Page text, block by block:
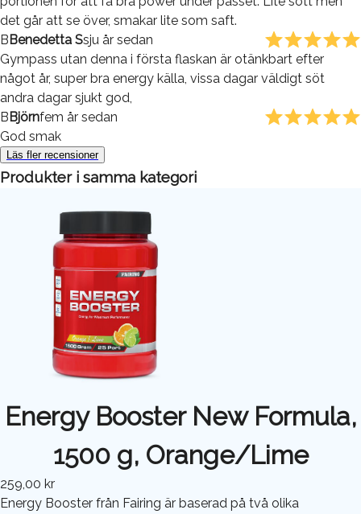
det går att se över, smakar lite som saft.
BBenedetta Ssju år sedan
Gympass utan denna i första flaskan är otänkbart efter
något år, super bra energy källa, vissa dagar väldigt söt
andra dagar sjukt god,
BBjörnfem år sedan
God smak
Läs fler recensioner
Produkter i samma kategori
Energy Booster New Formula,
1500 g, Orange/Lime
259,00 kr
Energy Booster från Fairing är baserad på två olika